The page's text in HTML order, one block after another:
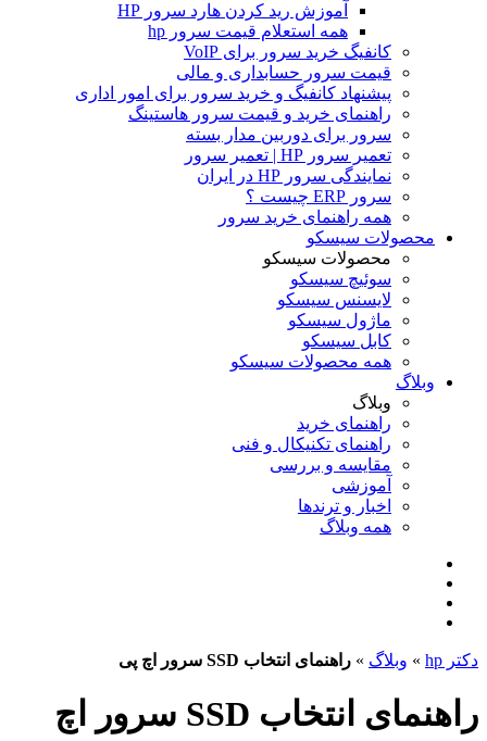
آموزش ريد كردن هارد سرور HP
همه استعلام قیمت سرور hp
کانفیگ خرید سرور برای VoIP
قیمت سرور حسابداری و مالی
پیشنهاد کانفیگ و خرید سرور برای امور اداری
راهنمای خرید و قیمت سرور هاستینگ
سرور برای دوربین مدار بسته
تعمیر سرور HP | تعمیر سرور
نمایندگی سرور HP در ایران
سرور ERP چیست ؟
همه راهنمای خرید سرور
محصولات سیسکو
محصولات سیسکو
سوئیچ سیسکو
لایسنس سیسکو
ماژول سیسکو
کابل سیسکو
همه محصولات سیسکو
وبلاگ
وبلاگ
راهنمای خرید
راهنمای تکنیکال و فنی
مقایسه و بررسی
آموزشی
اخبار و ترندها
همه وبلاگ
دکتر hp » وبلاگ » راهنمای انتخاب SSD سرور اچ پی
راهنمای انتخاب SSD سرور اچ